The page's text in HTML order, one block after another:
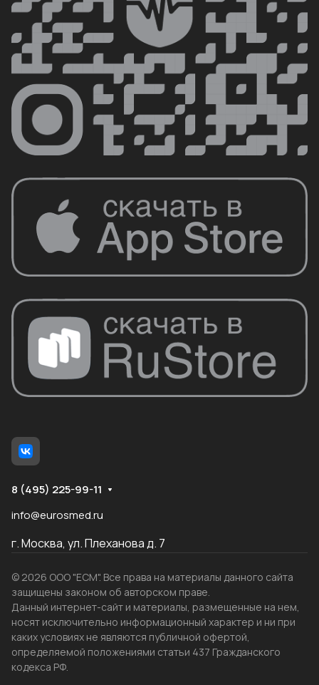
8 (495) 225-99-11
info@eurosmed.ru
г. Москва, ул. Плеханова д. 7
© 2026 ООО "ЕСМ". Все права на материалы данного сайта
защищены законом об авторском праве.
Данный интернет-сайт и материалы, размещенные на нем,
носят исключительно информационный характер и ни при
каких условиях не являются публичной офертой,
определяемой положениями статьи 437 Гражданского
кодекса РФ.